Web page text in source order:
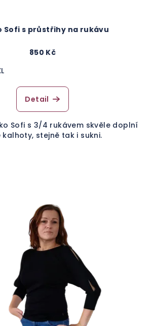
Sofi s průstřihy na rukávu
850 Kč
Detail
Sofi s 3/4 rukávem skvěle doplní
kalhoty, stejně tak i sukni.